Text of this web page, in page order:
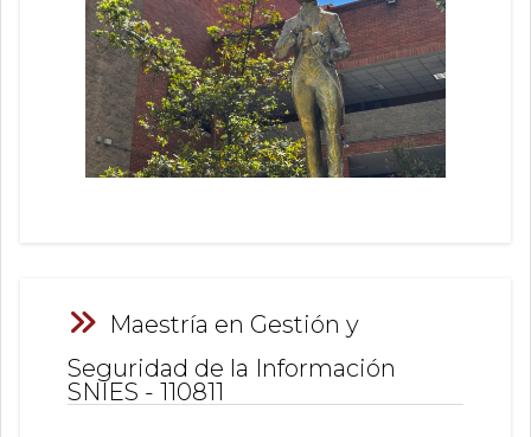
Maestría en Gestión y
Seguridad de la Información
SNIES - 110811